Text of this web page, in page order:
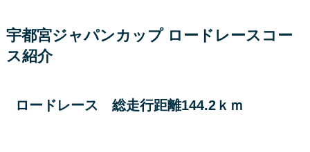
宇都宮ジャパンカップ ロードレースコー
ス紹介
ロードレース 総走行距離144.2ｋｍ